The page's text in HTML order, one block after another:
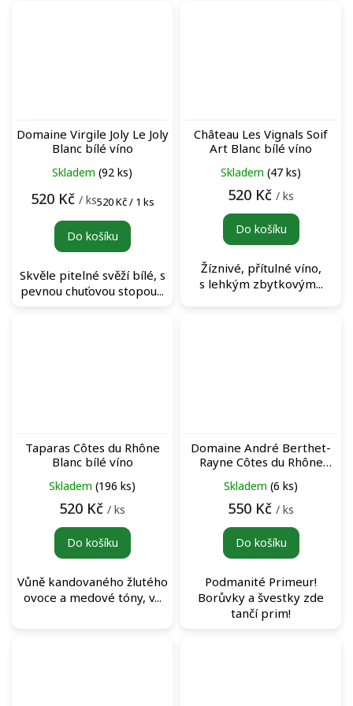
Domaine Virgile Joly Le Joly
Blanc bílé víno
Skladem (92 ks)
520 Kč / ksMěrná
520 Kč / 1 ks
Do košíku
Skvěle pitelné svěží bílé, s
pevnou chuťovou stopou...
Château Les Vignals Soif
Art Blanc bílé víno
Skladem (47 ks)
520 Kč / ks
Do košíku
Žíznivé, přítulné víno,
s lehkým zbytkovým...
Taparas Côtes du Rhône
Blanc bílé víno
Skladem (196 ks)
520 Kč / ks
Do košíku
Vůně kandovaného žlutého
ovoce a medové tóny, v...
Domaine André Berthet-
Rayne Côtes du Rhône
víno
Skladem (6 ks)
550 Kč / ks
Do košíku
Podmanité Primeur!
Borůvky a švestky zde
tančí prim!